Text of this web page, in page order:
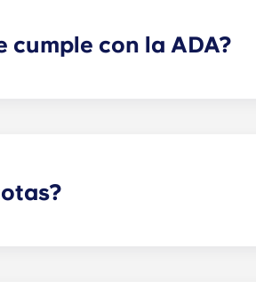
cumple con la ADA?